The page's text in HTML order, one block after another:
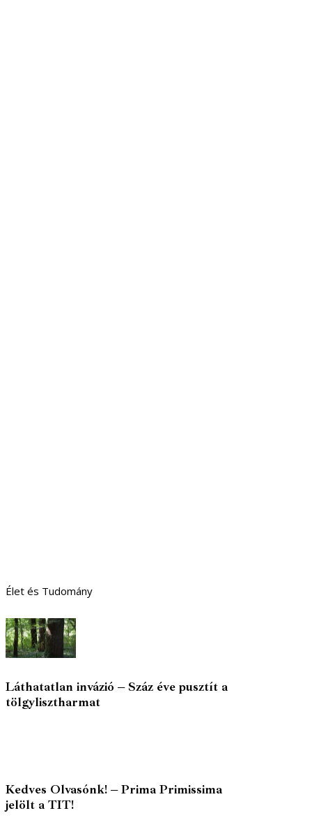
Élet és Tudomány
Láthatatlan invázió – Száz éve pusztít a
tölgylisztharmat
Kedves Olvasónk! – Prima Primissima
jelölt a TIT!